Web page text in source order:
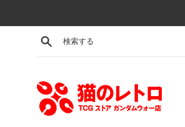
検索する